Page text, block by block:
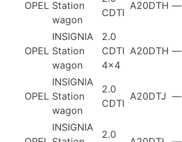
OPEL Station
wagon
CDTI
A20DTH —
OPEL
INSIGNIA
Station
wagon
2.0
CDTI
4×4
A20DTH —
OPEL
INSIGNIA
Station
wagon
2.0
CDTI
A20DTJ —
INSIGNIA
2.0